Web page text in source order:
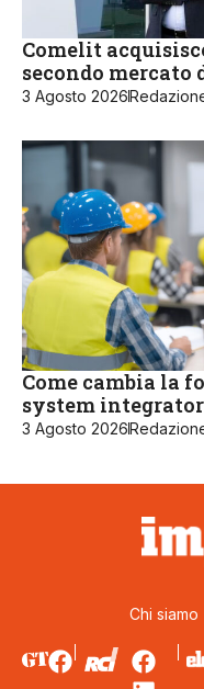
Comelit
secondo
3 Agosto 2026
Come cambia la
system integrator
3 Agosto 2026
Chi siamo